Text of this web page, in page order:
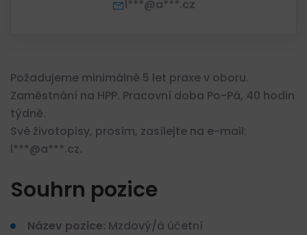
l***@a***.cz
Požadujeme minimálně 5 let praxe v oboru.
Zaměstnání na HPP. Pracovní doba Po-Pá, 40 hodin
týdně.
Své životopisy, prosím, zasílejte na e-mail:
l***@a***.cz.
Souhrn pozice
Název pozice: Mzdový/á účetní